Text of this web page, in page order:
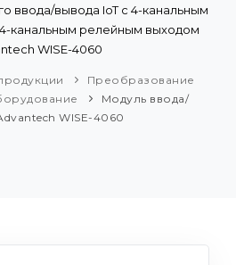
ввода/вывода IoT с 4-канальным
канальным релейным выходом
WISE-4060
Преобразование
Модуль ввода/
WISE-4060